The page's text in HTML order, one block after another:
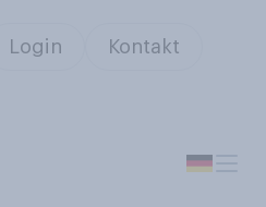
Login Kontakt